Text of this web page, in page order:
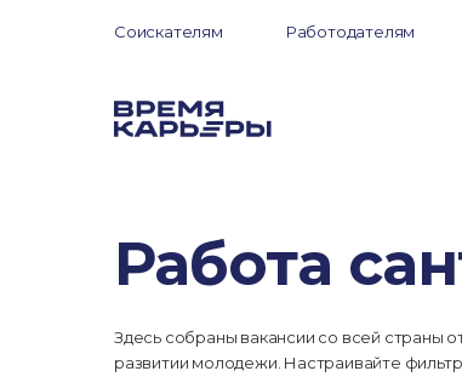
Соискателям Работодателям
Работа
Здесь собраны вакансии со всей страны
развитии молодежи. Настраивайте